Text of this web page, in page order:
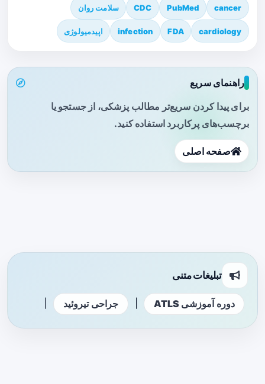
cancer
PubMed
CDC سلامت روان
cardiology
FDA
infection اپیدمیولوژی
راهنمای سریع
برای پیدا کردن سریع‌تر مطالب پزشکی، از جستجو یا
برچسب‌های پرکاربرد استفاده کنید.
صفحه اصلی
تبلیغات متنی
دوره آموزشی ATLS جراحی تیروئید